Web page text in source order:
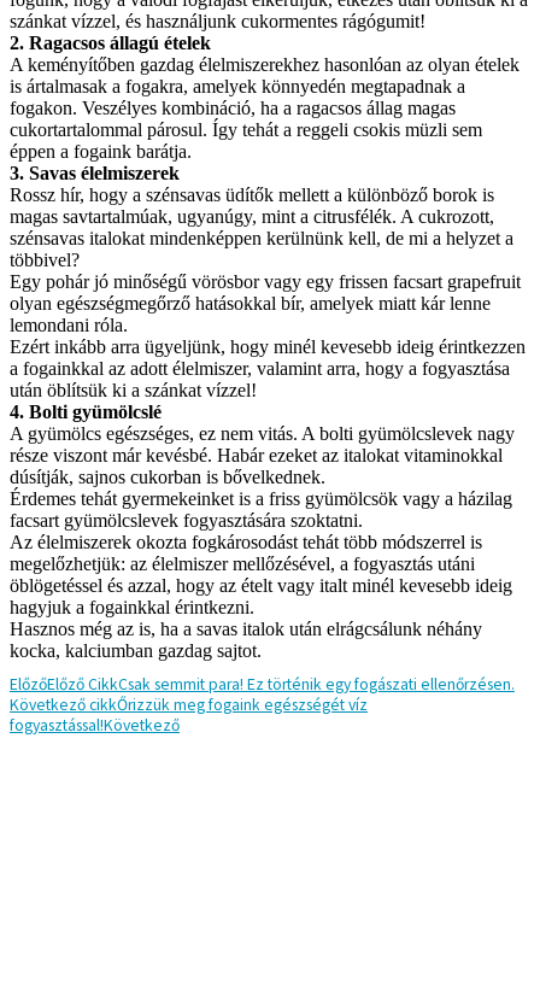
szánkat vízzel, és használjunk cukormentes rágógumit!
2. Ragacsos állagú ételek
A keményítőben gazdag élelmiszerekhez hasonlóan az olyan ételek
is ártalmasak a fogakra, amelyek könnyedén megtapadnak a
fogakon. Veszélyes kombináció, ha a ragacsos állag magas
cukortartalommal párosul. Így tehát a reggeli csokis müzli sem
éppen a fogaink barátja.
3. Savas élelmiszerek
Rossz hír, hogy a szénsavas üdítők mellett a különböző borok is
magas savtartalmúak, ugyanúgy, mint a citrusfélék. A cukrozott,
szénsavas italokat mindenképpen kerülnünk kell, de mi a helyzet a
többivel?
Egy pohár jó minőségű vörösbor vagy egy frissen facsart grapefruit
olyan egészségmegőrző hatásokkal bír, amelyek miatt kár lenne
lemondani róla.
Ezért inkább arra ügyeljünk, hogy minél kevesebb ideig érintkezzen
a fogainkkal az adott élelmiszer, valamint arra, hogy a fogyasztása
után öblítsük ki a szánkat vízzel!
4. Bolti gyümölcslé
A gyümölcs egészséges, ez nem vitás. A bolti gyümölcslevek nagy
része viszont már kevésbé. Habár ezeket az italokat vitaminokkal
dúsítják, sajnos cukorban is bővelkednek.
Érdemes tehát gyermekeinket is a friss gyümölcsök vagy a házilag
facsart gyümölcslevek fogyasztására szoktatni.
Az élelmiszerek okozta fogkárosodást tehát több módszerrel is
megelőzhetjük: az élelmiszer mellőzésével, a fogyasztás utáni
öblögetéssel és azzal, hogy az ételt vagy italt minél kevesebb ideig
hagyjuk a fogainkkal érintkezni.
Hasznos még az is, ha a savas italok után elrágcsálunk néhány
kocka, kalciumban gazdag sajtot.
ElőzőElőző CikkCsak semmit para! Ez történik egy fogászati ellenőrzésen.
Következő cikkŐrizzük meg fogaink egészségét víz
fogyasztással!Következő